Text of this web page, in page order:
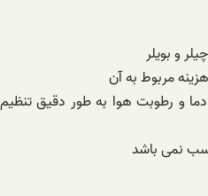
و بویلر
مربوط به آن
و رطوبت هوا به طور دقیق تنظیم
نمی باشد